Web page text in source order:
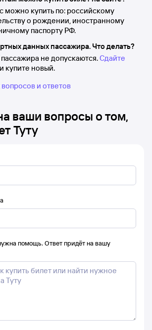
можно купить по: российскому
о рождении, иностранному
паспорту РФ.
данных пассажира. Что делать?
не допускаются.Сдайте
купите новый.
и ответов
ваши вопросы о том,
Туту
помощь. Ответ придёт на вашу